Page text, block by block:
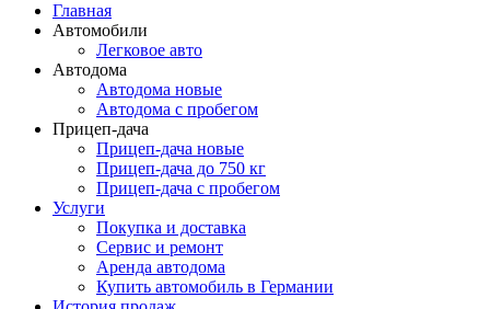
Главная
Автомобили
Легковое авто
Автодома
Автодома новые
Автодома с пробегом
Прицеп-дача
Прицеп-дача новые
Прицеп-дача до 750 кг
Прицеп-дача с пробегом
Услуги
Покупка и доставка
Сервис и ремонт
Аренда автодома
Купить автомобиль в Германии